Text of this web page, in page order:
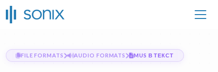
FILE FORMATS AUDIO FORMATS MUS В ТЕКСТ